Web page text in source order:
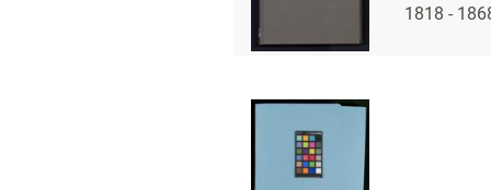
Ausbau
1818 -